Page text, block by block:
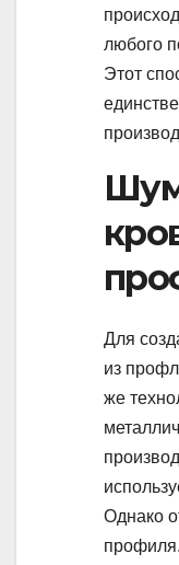
любого
Этот
Для
из
же
Однако